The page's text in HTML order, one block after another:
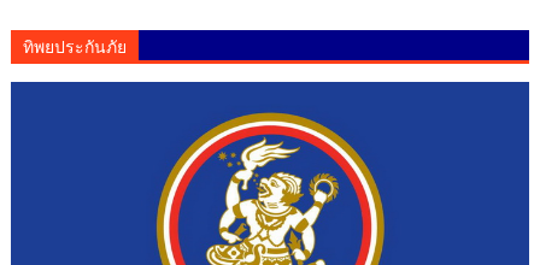
ทิพยประกันภัย